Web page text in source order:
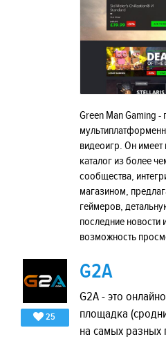
Green Man Gaming -
видеоигр. Он
каталог из более
сообщества,
магазином,
геймеров,
последние
возможность
25
G2A
G2A - это
площадка
на самых разных